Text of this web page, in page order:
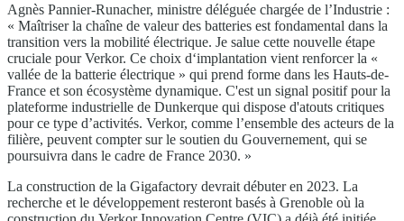
Agnès Pannier-Runacher, ministre déléguée chargée de l’Industrie :
« Maîtriser la chaîne de valeur des batteries est fondamental dans la
transition vers la mobilité électrique. Je salue cette nouvelle étape
cruciale pour Verkor. Ce choix d‘implantation vient renforcer la «
vallée de la batterie électrique » qui prend forme dans les Hauts-de-
France et son écosystème dynamique. C'est un signal positif pour la
plateforme industrielle de Dunkerque qui dispose d'atouts critiques
pour ce type d’activités. Verkor, comme l’ensemble des acteurs de la
filière, peuvent compter sur le soutien du Gouvernement, qui se
poursuivra dans le cadre de France 2030. »
La construction de la Gigafactory devrait débuter en 2023. La
recherche et le développement resteront basés à Grenoble où la